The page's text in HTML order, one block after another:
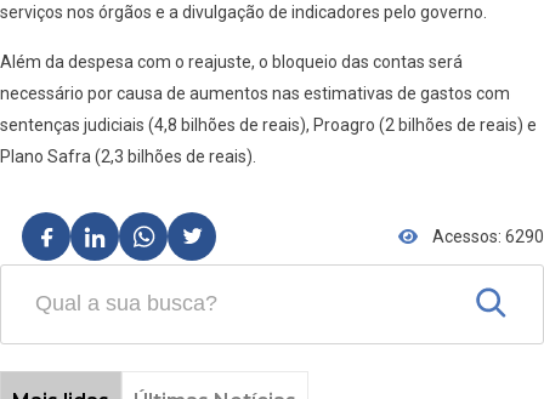
serviços nos órgãos e a divulgação de indicadores pelo governo.
Além da despesa com o reajuste, o bloqueio das contas será
necessário por causa de aumentos nas estimativas de gastos com
sentenças judiciais (4,8 bilhões de reais), Proagro (2 bilhões de reais) e
Plano Safra (2,3 bilhões de reais).
Acessos: 6290